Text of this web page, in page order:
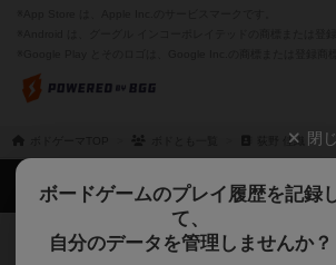
荻野 佳織 閉
ボードゲームのプレイ履歴を記録
て、
自分のデータを管理しませんか？
ボドゲーマTOP
ボードゲームを検索する